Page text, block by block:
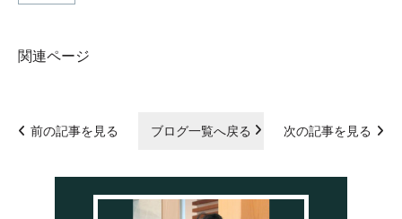
関連ページ
前の記事を見る ブログ一覧へ戻る 次の記事を見る